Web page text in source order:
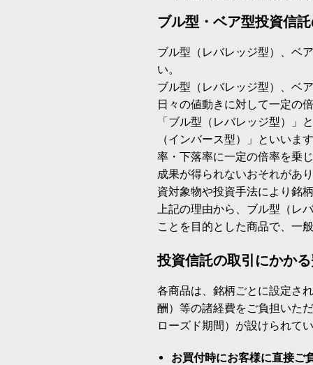
ブル型・ベア型投資信
ブル型（レバレッジ型）、ベ
い。
ブル型（レバレッジ型）、ベ
日々の値動きに対して一定の
「ブル型（レバレッジ型）」
（インバース型）」といいま
率・下落率に一定の倍率を乗
成果が得られないおそれがあ
資対象物や投資手法により銘
上記の理由から、ブル型（レ
ことを目的とした商品で、一
投資信託の取引にかか
各商品は、銘柄ごとに設定さ
酬）等の諸経費をご負担いた
ローズド期間）が設けられて
お買付時にお客様に直接ご